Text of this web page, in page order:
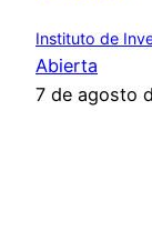
Instituto de
Abierta
7 de agosto